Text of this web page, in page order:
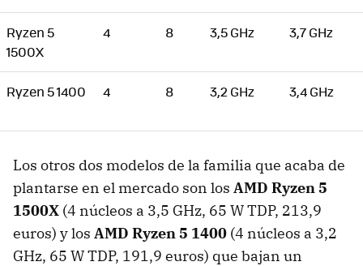
Ryzen 5
1500X
4 8 3,5 GHz 3,7 GHz
Ryzen 5 1400 4 8 3,2 GHz 3,4 GHz
Los otros dos modelos de la familia que acaba de
plantarse en el mercado son los AMD Ryzen 5
1500X (4 núcleos a 3,5 GHz, 65 W TDP, 213,9
euros) y los AMD Ryzen 5 1400 (4 núcleos a 3,2
GHz, 65 W TDP, 191,9 euros) que bajan un